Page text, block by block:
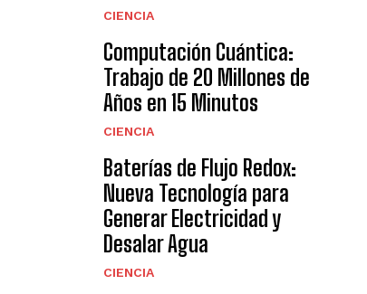
CIENCIA
Computación Cuántica:
Trabajo de 20 Millones de
Años en 15 Minutos
CIENCIA
Baterías de Flujo Redox:
Nueva Tecnología para
Generar Electricidad y
Desalar Agua
CIENCIA